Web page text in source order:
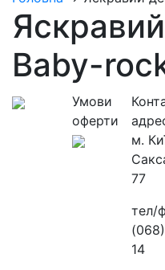
Baby-
Умови
оферти
м.
77
тел/
14